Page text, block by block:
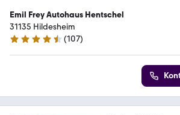
Emil Frey Autohaus Hentschel
31135 Hildesheim
4.6 Sterne
(107)